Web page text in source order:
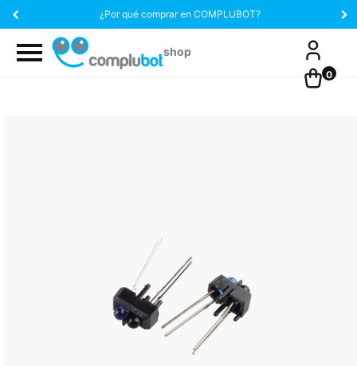
¿Por qué comprar en COMPLUBOT?
0